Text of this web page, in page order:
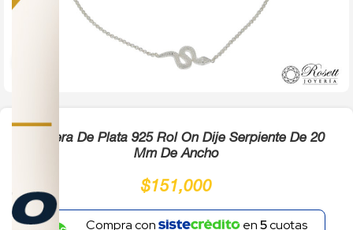
Pulsera De Plata 925 Rol On Dije Serpiente De 20
Mm De Ancho
$151,000
Compra con en5cuotas